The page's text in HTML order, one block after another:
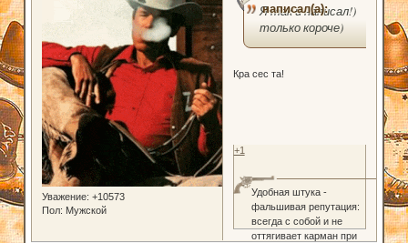
Уважение: +10573
Пол: Мужской
написал(а):
Я так и написал!)
только короче)
Кра сес та!
Удобная штука -
фальшивая репутация:
всегда с собой и не
оттягивает карман при
+1